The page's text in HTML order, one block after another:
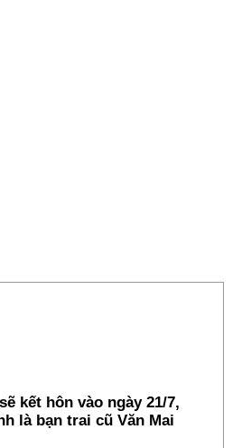
kết hôn vào ngày 21/7,
là bạn trai cũ Văn Mai